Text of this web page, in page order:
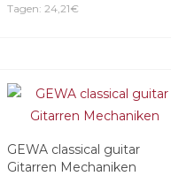
Tagen: 24,21€
GEWA classical guitar
Gitarren Mechaniken